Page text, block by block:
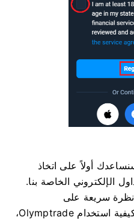
أولاً على اتخاذ
الإلكتروني الخاصة بنا.
نظرة سريعة على
Olymptrade. إذا كنت تعرف كيفية استخدام Olymptrade،